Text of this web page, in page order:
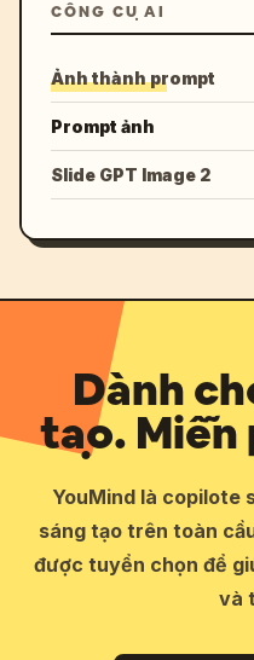
CÔNG CỤ AI
Ảnh thành prompt
Prompt ảnh
Slide GPT Image 2
Dành
tạo. Miễn
YouMind là copilote
sáng tạo trên toàn
được tuyển chọn để
và